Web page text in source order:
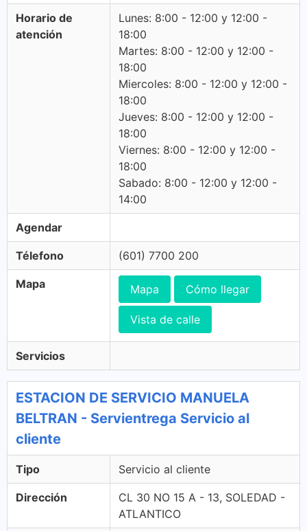
Horario de
atención
Lunes: 8:00 - 12:00 y 12:00 -
18:00
Martes: 8:00 - 12:00 y 12:00 -
18:00
Miercoles: 8:00 - 12:00 y 12:00 -
18:00
Jueves: 8:00 - 12:00 y 12:00 -
18:00
Viernes: 8:00 - 12:00 y 12:00 -
18:00
Sabado: 8:00 - 12:00 y 12:00 -
14:00
Agendar
Télefono (601) 7700 200
Mapa Mapa Cómo llegar
Vista de calle
Servicios
ESTACION DE SERVICIO MANUELA
BELTRAN - Servientrega Servicio al
cliente
Tipo Servicio al cliente
Dirección
CL 30 NO 15 A - 13, SOLEDAD -
ATLANTICO